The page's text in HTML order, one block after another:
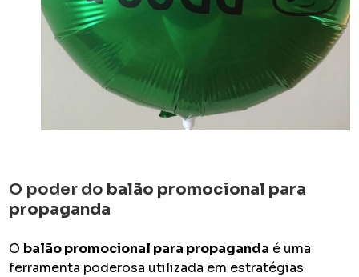
O poder do balão promocional para
propaganda
O balão promocional para propaganda é uma
ferramenta poderosa utilizada em estratégias